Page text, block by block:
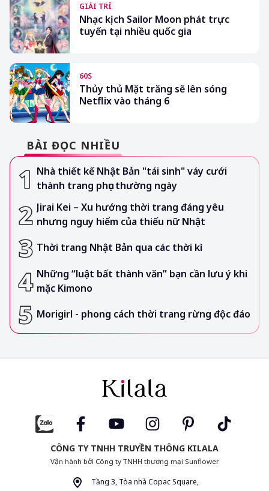
GIẢI TRÍ
Nhạc kịch Sailor Moon phát trực
tuyến tại nhiều quốc gia
60S
Thủy thủ Mặt trăng sẽ lên sóng
Netflix vào tháng 6
BÀI ĐỌC NHIỀU
Nhà thiết kế Nhật Bản "tái sinh" váy cưới
thành trang phục thường ngày
Jirai Kei – Xu hướng thời trang đáng yêu
nhưng nguy hiểm của thiếu nữ Nhật
Thời trang Nhật Bản qua các thời kì
Những “luật bất thành văn” bạn cần lưu ý khi
mặc Kimono
Morigirl - phong cách thời trang rừng độc đáo
CÔNG TY TNHH TRUYỀN THÔNG KILALA
Vận hành bởi Công ty TNHH thương mại Sunflower
Tầng 3, Tòa nhà Copac Square,